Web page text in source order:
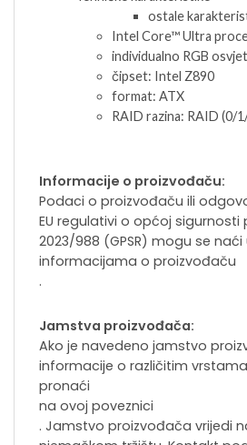
ostale
Intel Core™ Ultra
individualno RGB
čipset: Intel Z890
format: ATX
RAID razina: RAID (0/
Informacije o proizvođaču:
Podaci o proizvođaču ili
EU regulativi o općoj sigurnosti
2023/988 (GPSR) mogu se naći
informacijama o proizvođaču
.
Jamstva proizvođača:
Ako je navedeno jamstvo
informacije o različitim
pronaći
na ovoj poveznici
. Jamstvo proizvođača vrijedi